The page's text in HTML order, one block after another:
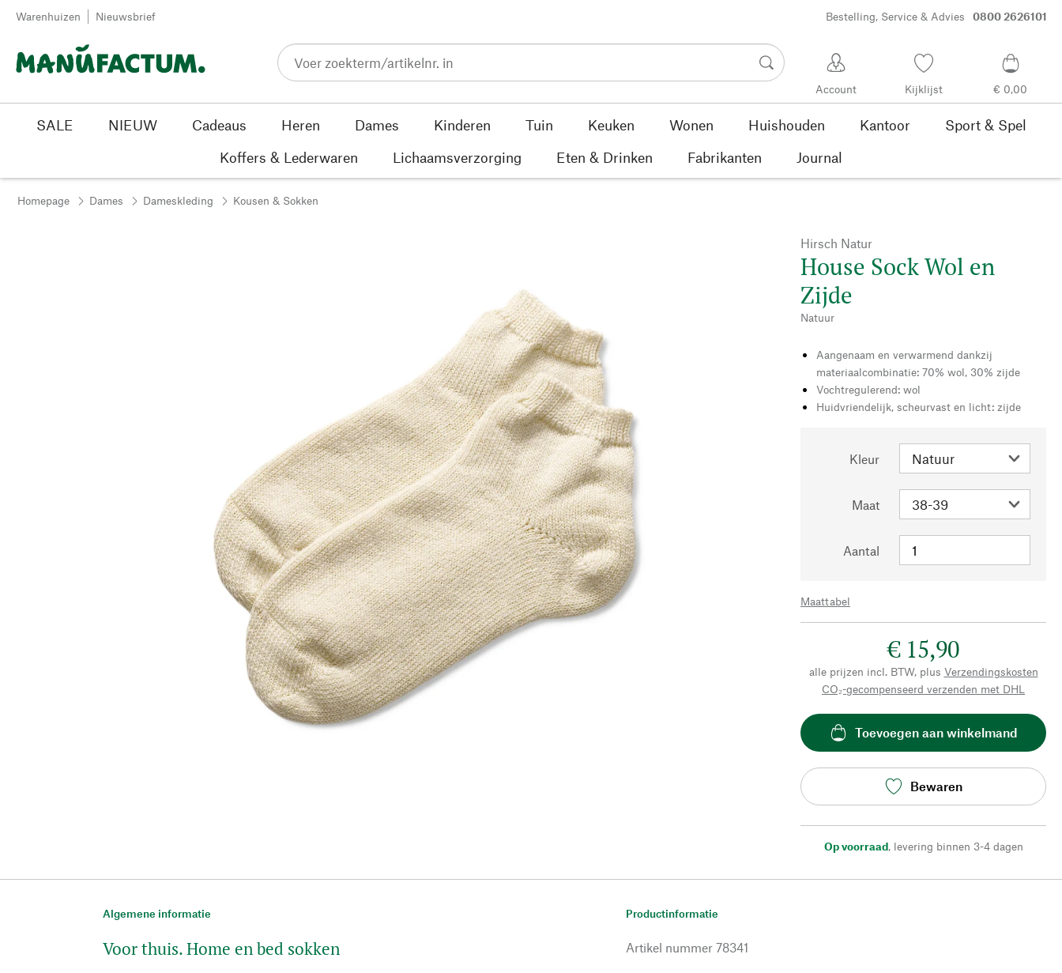
Passer au contenu
Warenhuizen Nieuwsbrief Bestelling, Service & Advies 0800 2626101
Account Kijklijst € 0,00
SALE NIEUW Cadeaus Heren Dames Kinderen Tuin Keuken Wonen Huishouden Kantoor
Sport & Spel
Koffers & Lederwaren
Lichaamsverzorging Eten & Drinken Fabrikanten Journal
Homepage Dames Dameskleding Kousen & Sokken
Hirsch Natur
House Sock Wol en
Zijde
Natuur
Aangenaam en verwarmend dankzij
materiaalcombinatie: 70% wol, 30% zijde
Vochtregulerend: wol
Huidvriendelijk, scheurvast en licht: zijde
Kleur
Maat
Aantal
Maattabel
€ 15,90
alle prijzen incl. BTW, plus Verzendingskosten
CO₂-gecompenseerd verzenden met DHL
Toevoegen aan winkelmand
Bewaren
Op voorraad, levering binnen 3-4 dagen
Algemene informatie
Voor thuis. Home en bed sokken
Productinformatie
Artikel nummer 78341